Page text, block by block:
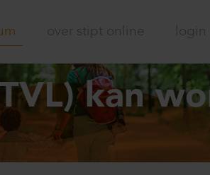
over stipt online login
kan